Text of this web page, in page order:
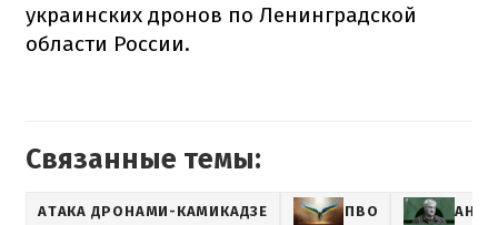
украинских дронов по Ленинградской
области России.
Связанные темы:
АТАКА ДРОНАМИ-КАМИКАДЗЕ ПВО